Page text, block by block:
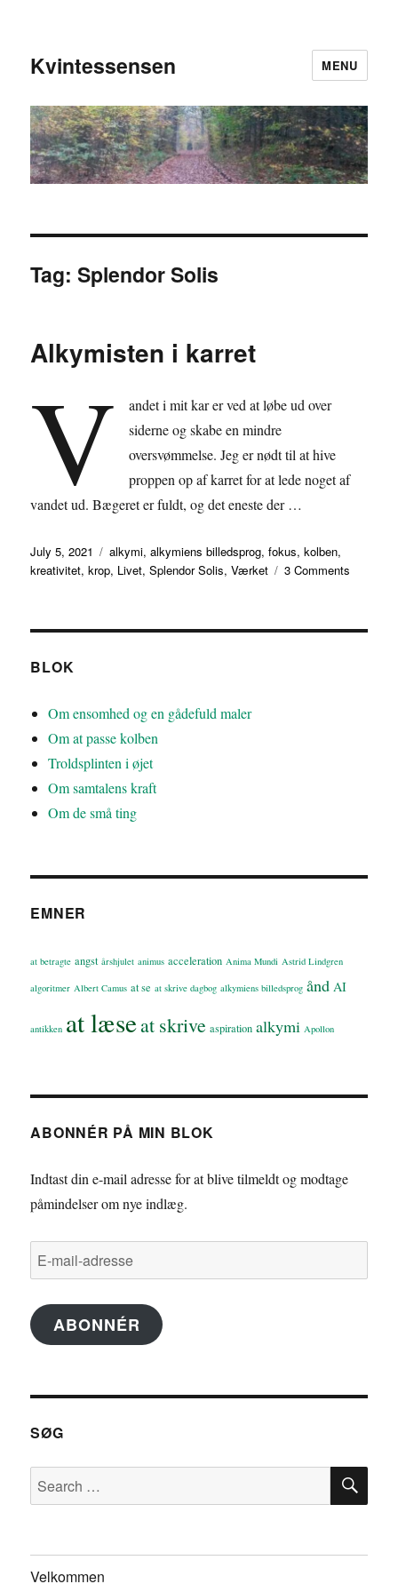
Kvintessensen MENU
Tag:Splendor Solis
Alkymisten i karret
V
andet i mit kar er ved at løbe ud over
siderne og skabe en mindre
oversvømmelse. Jeg er nødt til at hive
proppen op af karret for at lede noget af
vandet ud. Bægeret er fuldt, og det eneste der …
Posted
on
July 5, 2021 Tags
alkymi,alkymiens billedsprog,fokus,kolben,
kreativitet,krop, Livet,Splendor Solis,Værket 3 Comments
karret
BLOK
Om ensomhed og en gådefuld maler
Om at passe kolben
Troldsplinten i øjet
Om samtalens kraft
Om de små ting
EMNER
at betragte angst årshjulet animus acceleration Anima Mundi Astrid Lindgren
algoritmer Albert Camus at se at skrive dagbog alkymiens billedsprog ånd AI
antikken at læseat skrive aspiration alkymi Apollon
ABONNÉR PÅ MIN BLOK
Indtast din e-mail adresse for at blive tilmeldt og modtage
påmindelser om nye indlæg.
E-
mail-
adresse
ABONNÉR
SØG
Search
for:
Velkommen